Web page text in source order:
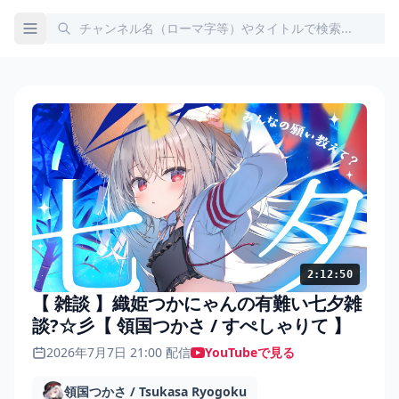
2:12:50
【 雑談 】織姫つかにゃんの有難い七夕雑
談?☆彡【 領国つかさ / すぺしゃりて 】
2026年7月7日 21:00 配信 YouTubeで見る
領国つかさ / Tsukasa Ryogoku